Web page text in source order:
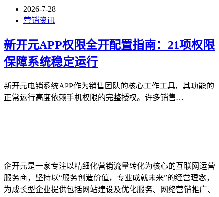
2026-7-28
营销资讯
新开元APP权限全开配置指南：21项权限
保障系统稳定运行
新开元电销系统APP作为销售团队的核心工作工具，其功能的
正常运行高度依赖手机权限的完整授权。许多销售…
企开元是一家专注以精细化营销流量转化为核心的互联网运营
服务商，坚持以“服务创造价值，专业成就未来”的经营理念，
为成长型企业提供包括网站建设及优化服务、网络营销推广、